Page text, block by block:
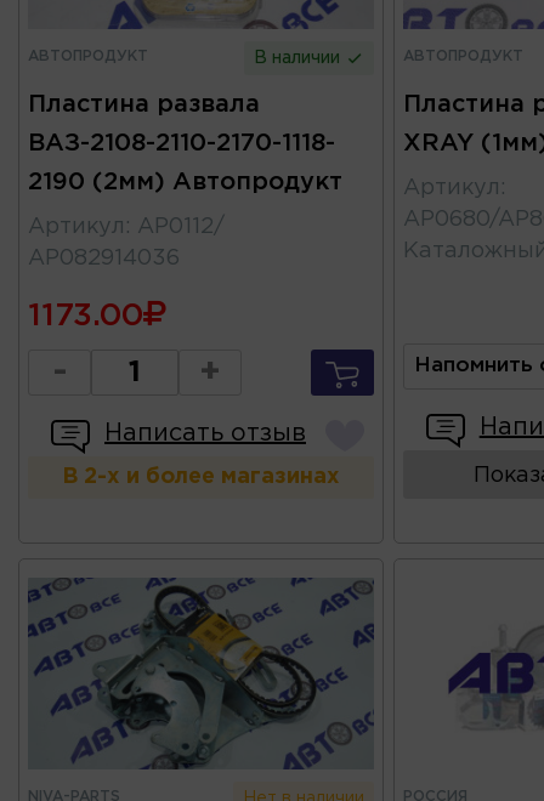
АВТОПРОДУКТ В наличии
Пластина развала
ВАЗ-2108-2110-2170-1118-
2190 (2мм) Автопродукт
Артикул : АР0112/
АР082914036
1173.00
- +
Написать отзыв
В 2-х и более магазинах
АВТОПРОДУКТ
Пластина
XRAY
Артикул :
AP0680/
Напомнить
NIVA-PARTS РОССИЯ